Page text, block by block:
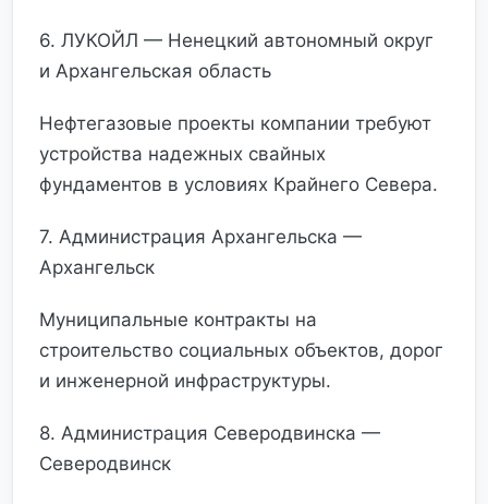
6. ЛУКОЙЛ — Ненецкий автономный округ
и Архангельская область
Нефтегазовые проекты компании требуют
устройства надежных свайных
фундаментов в условиях Крайнего Севера.
7. Администрация Архангельска —
Архангельск
Муниципальные контракты на
строительство социальных объектов, дорог
и инженерной инфраструктуры.
8. Администрация Северодвинска —
Северодвинск